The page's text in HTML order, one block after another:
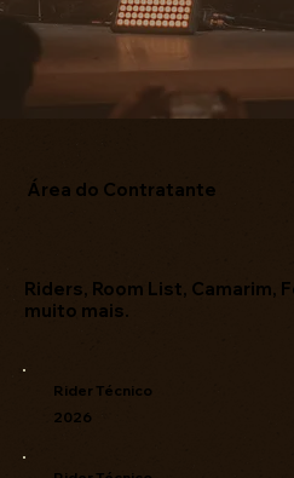
Riders, Room List, Camarim,
muito mais.
Área do Contratante
Rider Técnico
2026